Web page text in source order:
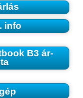
info
B3 ár-